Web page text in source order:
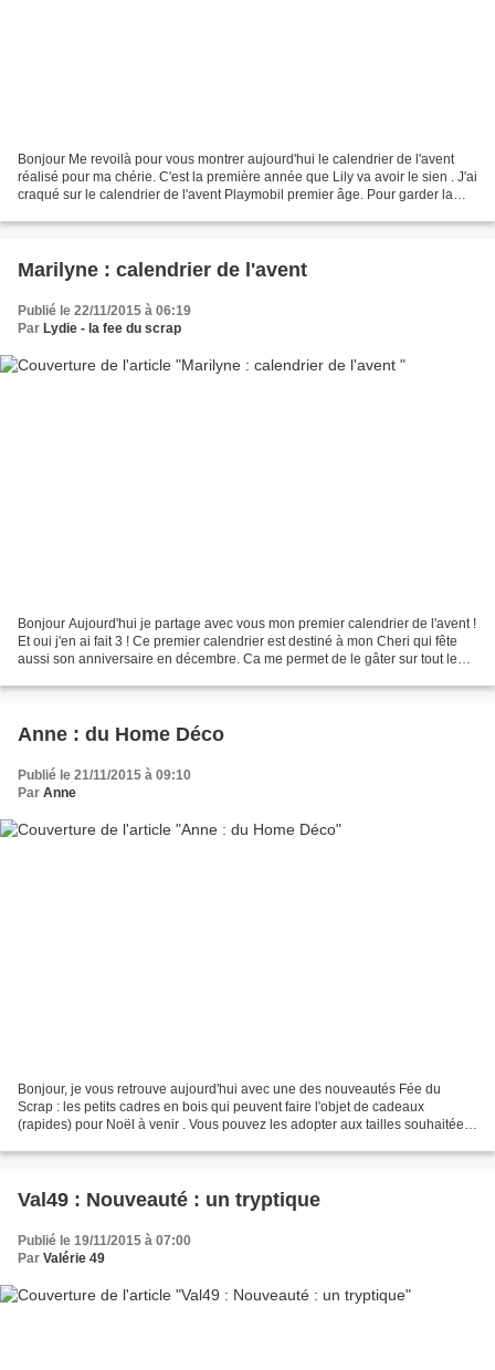
Bonjour Me revoilà pour vous montrer aujourd'hui le calendrier de l'avent
réalisé pour ma chérie. C'est la première année que Lily va avoir le sien . J'ai
craqué sur le calendrier de l'avent Playmobil premier âge. Pour garder la
Marilyne : calendrier de l'avent
Publié le 22/11/2015 à 06:19
Par Lydie - la fee du scrap
Bonjour Aujourd'hui je partage avec vous mon premier calendrier de l'avent !
Et oui j'en ai fait 3 ! Ce premier calendrier est destiné à mon Cheri qui fête
aussi son anniversaire en décembre. Ca me permet de le gâter sur tout le
Anne : du Home Déco
Publié le 21/11/2015 à 09:10
Par Anne
Bonjour, je vous retrouve aujourd'hui avec une des nouveautés Fée du
Scrap : les petits cadres en bois qui peuvent faire l'objet de cadeaux
(rapides) pour Noël à venir . Vous pouvez les adopter aux tailles souhaitées,
Val49 : Nouveauté : un tryptique
Publié le 19/11/2015 à 07:00
Par Valérie 49